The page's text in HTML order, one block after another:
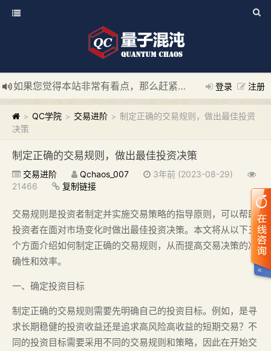
登录 注册
如果您觉得本站非常有看点，那么赶紧使用Ctrl+D 收藏我们吧
新添加量子混沌系统板块，欢迎大家访问！
---“量子混沌系
> QC学院 > 交易进阶 > 制定正确的交易规则，做出最佳投资
决策
制定正确的交易规则，做出最佳投资决策
交易进阶 Qchaos_007
3年前 (2023-08-29)
21466
复制链接
交易规则是投资者制定并实施交易策略的指导原则，可以帮助
投资者在面对市场变化时做出最佳投资决策。本文将从以下三
个方面介绍如何制定正确的交易规则，从而提高交易决策的准
确性和效率。
一、确定投资目标
制定正确的交易规则需要先明确自己的投资目标。例如，是寻
求长期稳健的投资收益还是追求高风险高收益的短期交易？不
同的投资目标需要采用不同的交易规则和策略，因此在开始交